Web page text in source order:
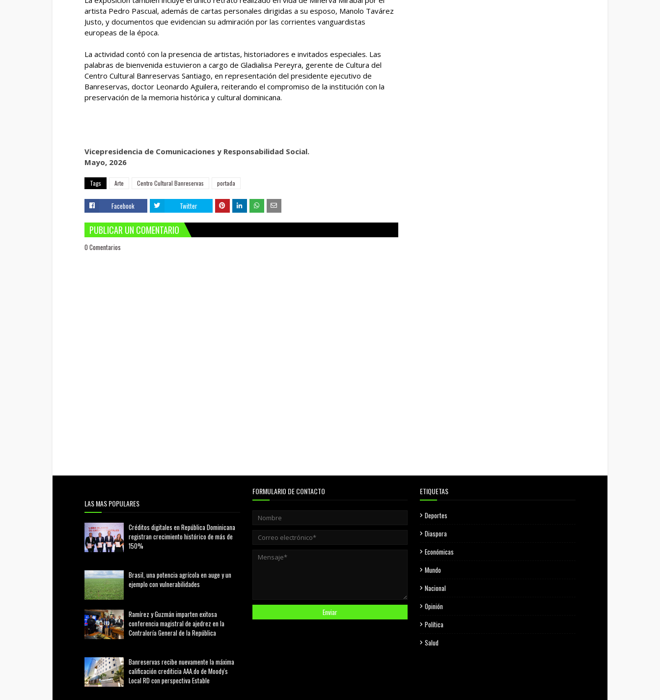
artista Pedro Pascual, además de cartas personales dirigidas a su esposo, Manolo Tavárez
Justo, y documentos que evidencian su admiración por las corrientes vanguardistas
europeas de la época.
La actividad contó con la presencia de artistas, historiadores e invitados especiales. Las
palabras de bienvenida estuvieron a cargo de Gladialisa Pereyra, gerente de Cultura del
Centro Cultural Banreservas Santiago, en representación del presidente ejecutivo de
Banreservas, doctor Leonardo Aguilera, reiterando el compromiso de la institución con la
preservación de la memoria histórica y cultural dominicana.
Vicepresidencia de Comunicaciones y Responsabilidad Social.
Mayo, 2026
Tags Arte Centro Cultural Banreservas portada
Facebook Twitter
PUBLICAR UN COMENTARIO
0 Comentarios
LAS MAS POPULARES
Créditos digitales en República Dominicana
registran crecimiento histórico de más de
150%
Brasil, una potencia agrícola en auge y un
ejemplo con vulnerabilidades
Ramírez y Guzmán imparten exitosa
conferencia magistral de ajedrez en la
Contraloría General de la República
Banreservas recibe nuevamente la máxima
calificación crediticia AAA.do de Moody's
Local RD con perspectiva Estable
FORMULARIO DE CONTACTO ETIQUETAS
Deportes
Diaspora
Económicas
Mundo
Nacional
Opinión
Política
Salud